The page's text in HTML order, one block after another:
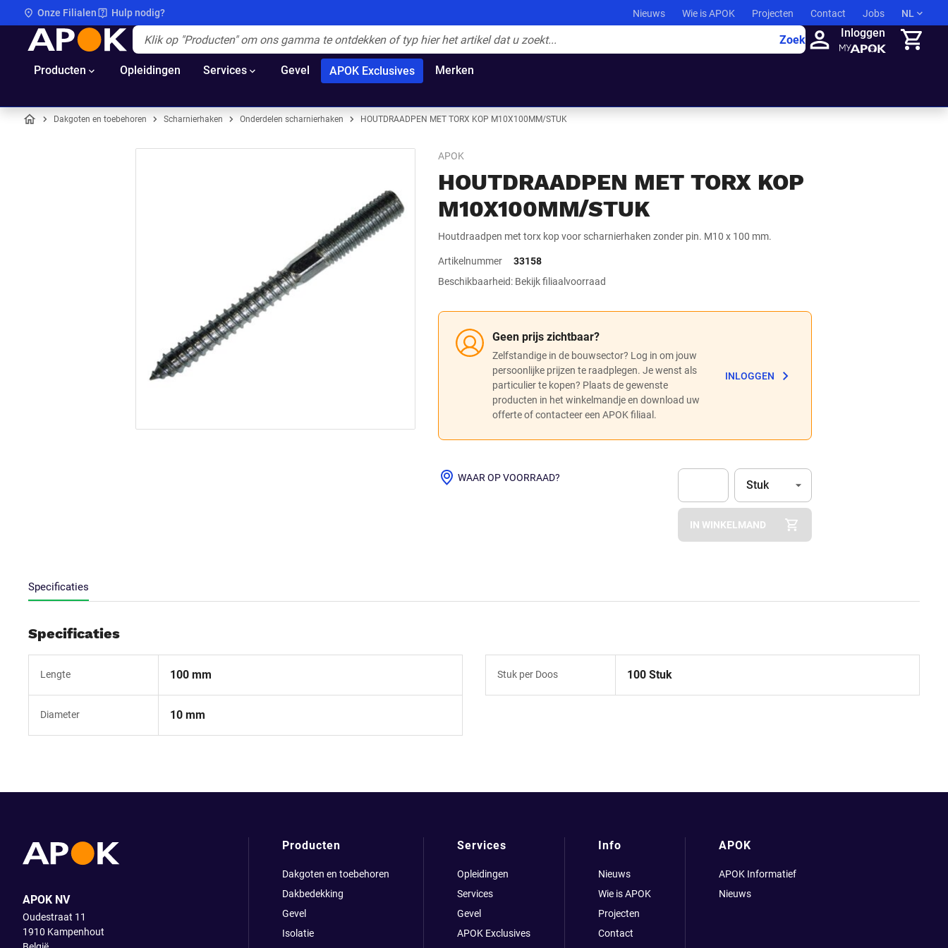
Onze Filialen Hulp nodig? Nieuws Wie is APOK Projecten Contact Jobs NL
APOK Zoek
Inloggen
Producten Opleidingen Services Gevel APOK Exclusives Merken
Dakgoten en toebehoren Scharnierhaken Onderdelen scharnierhaken HOUTDRAADPEN MET TORX KOP M10X100MM/STUK
APOK
HOUTDRAADPEN MET TORX KOP
M10X100MM/STUK
Houtdraadpen met torx kop voor scharnierhaken zonder pin. M10 x 100 mm.
Artikelnummer
33158
Beschikbaarheid: Bekijk filiaalvoorraad
Geen prijs zichtbaar?
Zelfstandige in de bouwsector? Log in om jouw
persoonlijke prijzen te raadplegen. Je wenst als
particulier te kopen? Plaats de gewenste
producten in het winkelmandje en download uw
offerte of contacteer een APOK filiaal.
INLOGGEN
WAAR OP VOORRAAD?
Apok.Product.Detail.AddToCart.Quantity
Eenheid (Optioneel)
Stuk
IN WINKELMAND
Specificaties
Specificaties
Lengte 100 mm
Diameter 10 mm
Stuk per Doos 100 Stuk
APOK NV
Oudestraat 11
1910 Kampenhout
Producten
Dakgoten en toebehoren
Dakbedekking
Gevel
Isolatie
Services
Opleidingen
Services
Gevel
APOK Exclusives
Info
Nieuws
Wie is APOK
Projecten
Contact
APOK
APOK Informatief
Nieuws